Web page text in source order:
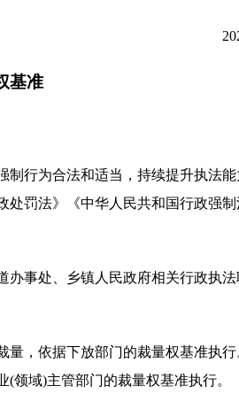
基准
行为合法和适当，持续提升执法能
罚法》《中华人民共和国行政强
事处、乡镇人民政府相关行政执法
，依据下放部门的裁量权基准执行
领域)主管部门的裁量权基准执行。